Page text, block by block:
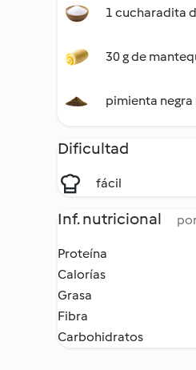
1 cucharadita
30 g de
pimienta
Dificultad
fácil
Inf. nutricional
Proteína
Calorías
Grasa
Fibra
Carbohidratos